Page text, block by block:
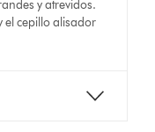
y atrevidos.
el cepillo alisador